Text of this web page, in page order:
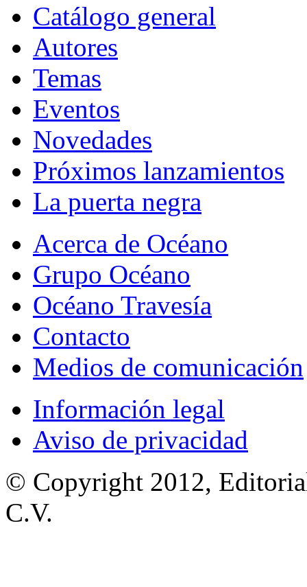
Catálogo general
Autores
Temas
Eventos
Novedades
Próximos lanzamientos
La puerta negra
Acerca de Océano
Grupo Océano
Océano Travesía
Contacto
Medios de comunicación
Información legal
Aviso de privacidad
© Copyright 2012,
C.V.